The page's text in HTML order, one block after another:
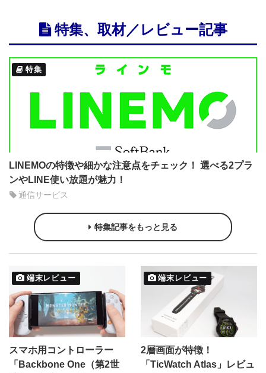
特集、取材／レビュー記事
特集
LINEMOの特徴や細かな注意点をチェック！ 選べる2プラ
ンやLINE使い放題が魅力！
通信サービス
特集記事をもっと見る
端末レビュー
スマホ用コントローラー
「Backbone One（第2世
端末レビュー
2層画面が特徴！
「TicWatch Atlas」レビュ